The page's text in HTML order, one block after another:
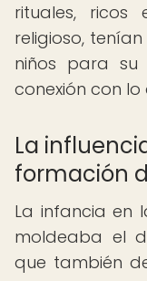
rituales, ricos
religioso,
niños para
conexión con lo
La
formación
La infancia en
moldeaba el
que también